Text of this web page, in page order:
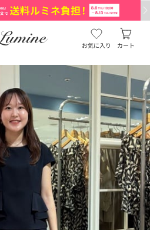
お気に入り カート